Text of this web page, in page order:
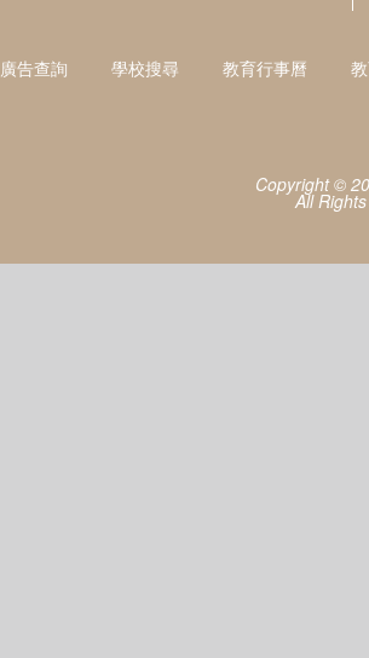
廣告查詢 學校搜尋 教育行事曆
Copyright ©
All